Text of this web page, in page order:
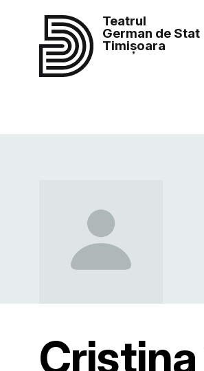
Teatrul
German de Stat
Timișoara
Cristina